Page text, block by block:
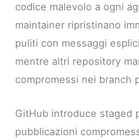
codice malevolo a ogni
maintainer ripristinano
puliti con messaggi
mentre altri repository
compromessi nei branch
GitHub introduce staged
pubblicazioni